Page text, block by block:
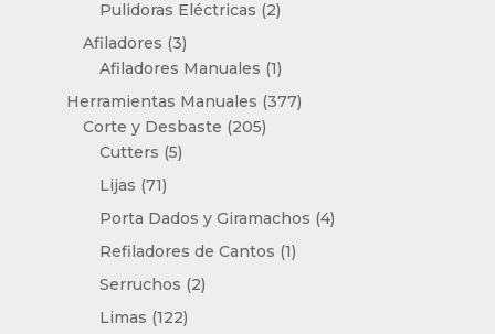
Pulidoras Eléctricas 22
Afiladores 33
productos
Afiladores Manuales 11
producto
Herramientas Manuales 377377
Corte y Desbaste 205205
Cutters 55
Lijas 7171
productos
Porta Dados y Giramachos 44
Refiladores de Cantos 11
Serruchos 22
Limas 122122